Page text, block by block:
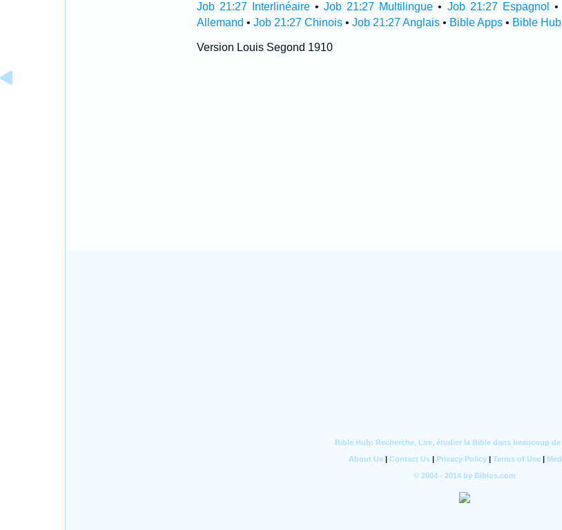
Job 21:27 Interlinéaire• Job 21:27 Multilingue • Job 21:27 Espagnol •
Allemand • Job 21:27 Chinois• Job 21:27 Anglais• Bible Apps• Bible Hub
Version Louis Segond 1910